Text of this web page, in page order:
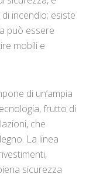
incendio; esiste
può essere
mobili e
di un’ampia
frutto di
che
La linea
sicurezza